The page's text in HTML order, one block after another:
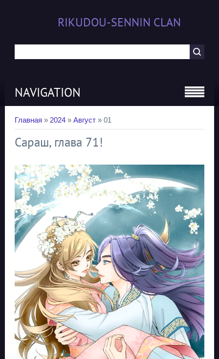
RIKUDOU-SENNIN CLAN
NAVIGATION
Главная » 2024 » Август » 01
Сараш, глава 71!